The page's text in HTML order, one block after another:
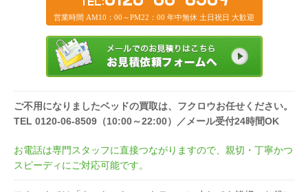
営業時間 AM10：00～PM22：00 年中無休 土日祝日 大歓迎
ご不用になりましたベッドの買取は、フクロウお任せください。
TEL 0120-06-8509（10:00～22:00）／メール受付24時間OK
お電話は専門スタッフに直接つながりますので、親切・丁寧かつ
スピーディにご対応可能です。